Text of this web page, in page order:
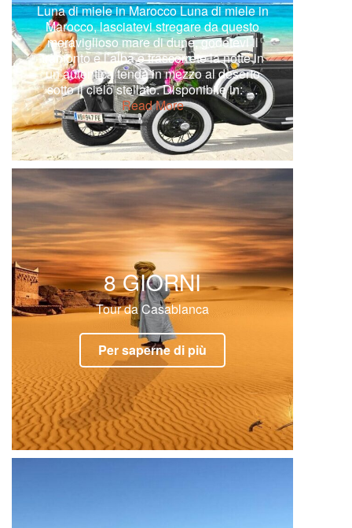
Luna di miele in Marocco Luna di miele in
Marocco, lasciatevi stregare da questo
meraviglioso mare di dune, godetevi il
tramonto e l’alba e trascorrete la notte in
un’autentica tenda in mezzo al deserto
sotto il cielo stellato. Disponibile in: …
Read More
8 GIORNI
Tour da Casablanca
Per saperne di più